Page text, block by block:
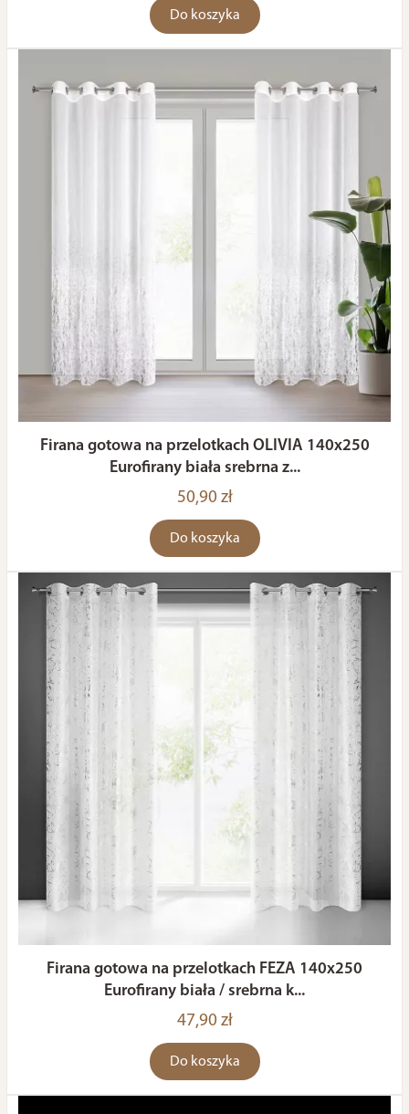
Do koszyka
Firana gotowa na przelotkach OLIVIA 140x250
Eurofirany biała srebrna z...
50,90 zł
Do koszyka
Firana gotowa na przelotkach FEZA 140x250
Eurofirany biała / srebrna k...
47,90 zł
Do koszyka